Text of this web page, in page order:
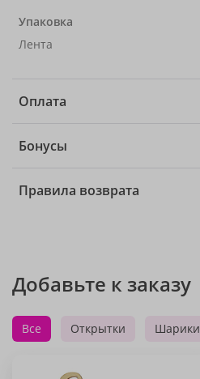
Упаковка
Лента
Оплата
Бонусы
Правила возврата
Добавьте к заказу
Все Открытки Шарики